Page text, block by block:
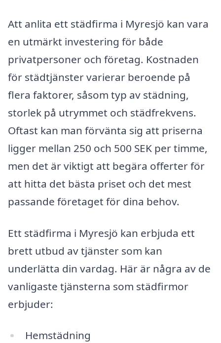
Att anlita ett städfirma i Myresjö kan vara
en utmärkt investering för både
privatpersoner och företag. Kostnaden
för städtjänster varierar beroende på
flera faktorer, såsom typ av städning,
storlek på utrymmet och städfrekvens.
Oftast kan man förvänta sig att priserna
ligger mellan 250 och 500 SEK per timme,
men det är viktigt att begära offerter för
att hitta det bästa priset och det mest
passande företaget för dina behov.
Ett städfirma i Myresjö kan erbjuda ett
brett utbud av tjänster som kan
underlätta din vardag. Här är några av de
vanligaste tjänsterna som städfirmor
erbjuder:
Hemstädning